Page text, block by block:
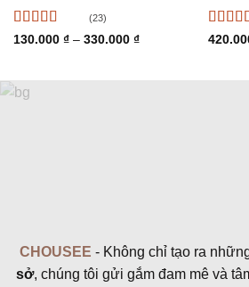
Được xếp
(23)
130.000 ₫ – 330.000 ₫Khoảng
Được
CHOUSEE - Không chỉ tạo ra
sở, chúng tôi gửi gắm đam mê và